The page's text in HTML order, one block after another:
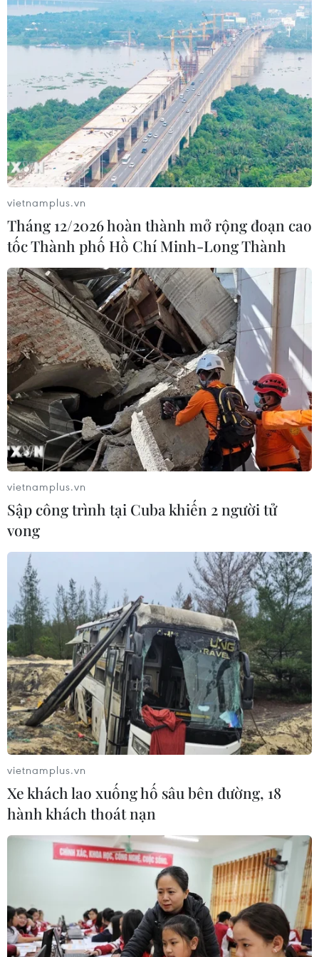
vietnamplus.vn
Tháng 12/2026 hoàn thành mở rộng đoạn cao
tốc Thành phố Hồ Chí Minh-Long Thành
vietnamplus.vn
Sập công trình tại Cuba khiến 2 người tử
vong
vietnamplus.vn
Xe khách lao xuống hố sâu bên đường, 18
hành khách thoát nạn